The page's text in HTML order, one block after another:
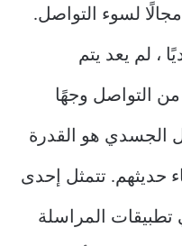
لسوء التواصل.
، لم يعد يتم
من التواصل وجهًا
الجسدي هو القدرة
حديثهم. تتمثل إحدى
المراسلة